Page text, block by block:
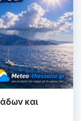
και